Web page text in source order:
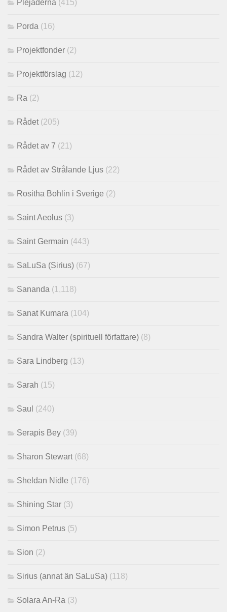
Plejaderna (415)
Porda (16)
Projektfonder (2)
Projektförslag (12)
Ra (2)
Rådet (205)
Rådet av 7 (21)
Rådet av Strålande Ljus (22)
Rositha Bohlin i Sverige (2)
Saint Aeolus (3)
Saint Germain (443)
SaLuSa (Sirius) (67)
Sananda (1,118)
Sanat Kumara (104)
Sandra Walter (spirituell författare) (8)
Sara Lindberg (13)
Sarah (15)
Saul (240)
Serapis Bey (39)
Sharon Stewart (68)
Sheldan Nidle (176)
Shining Star (3)
Simon Petrus (5)
Sion (2)
Sirius (annat än SaLuSa) (118)
Solara An-Ra (3)